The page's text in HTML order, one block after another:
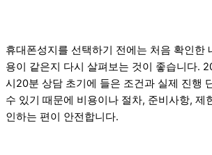
휴대폰성지를 선택하기 전에는 처음 확인한
용이 같은지 다시 살펴보는 것이 좋습니다.
시20분 상담 초기에 들은 조건과 실제 진행
수 있기 때문에 비용이나 절차, 준비사항, 제
인하는 편이 안전합니다.